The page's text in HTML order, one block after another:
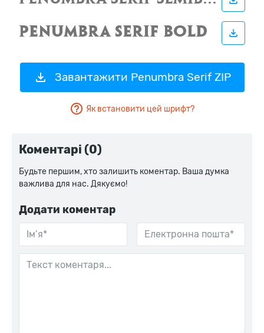
Завантажити Penumbra Serif ZIP
Як встановити цей шрифт?
Коментарі (0)
Будьте першим, хто залишить коментар. Ваша думка
важлива для нас. Дякуємо!
Додати коментар